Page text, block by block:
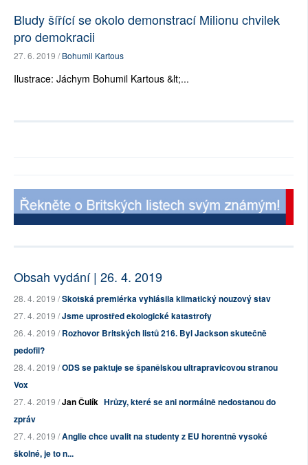
Bludy šířící se okolo demonstrací Milionu chvilek
pro demokracii
27. 6. 2019 /Bohumil Kartous
Ilustrace: Jáchym Bohumil Kartous &lt;...
Obsah vydání | 26. 4. 2019
28. 4. 2019 /Skotská premiérka vyhlásila klimatický nouzový stav
27. 4. 2019 /Jsme uprostřed ekologické katastrofy
26. 4. 2019 /Rozhovor Britských listů 216. Byl Jackson skutečně
pedofil?
28. 4. 2019 /ODS se paktuje se španělskou ultrapravicovou stranou
Vox
27. 4. 2019 /Jan Čulík Hrůzy, které se ani normálně nedostanou do
zpráv
27. 4. 2019 /Anglie chce uvalit na studenty z EU horentně vysoké
školné, je to n...